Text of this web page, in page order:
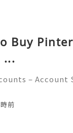
Buy
...
–
24/7
541-7768
前